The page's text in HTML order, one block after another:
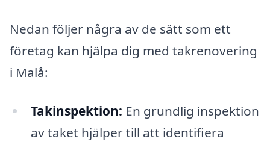
Nedan följer några av de sätt som ett
företag kan hjälpa dig med takrenovering
i Malå:
Takinspektion: En grundlig inspektion
av taket hjälper till att identifiera